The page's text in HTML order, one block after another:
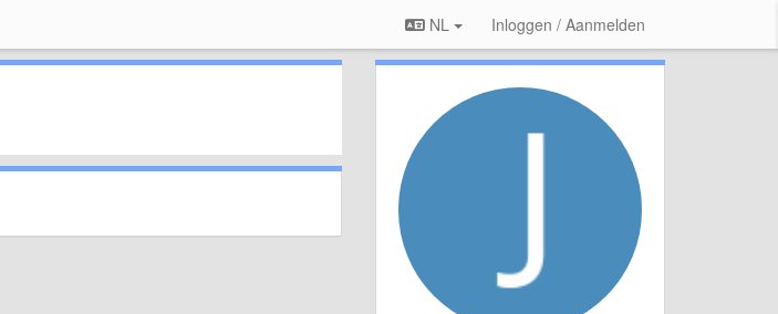
NL Inloggen / Aanmelden